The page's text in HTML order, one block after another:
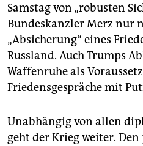
Samstag von „robusten
Bundeskanzler Merz nur
„Absicherung“ eines
Russland. Auch Trumps
Waffenruhe als
Friedensgespräche mit
Unabhängig von allen
geht der Krieg weiter.